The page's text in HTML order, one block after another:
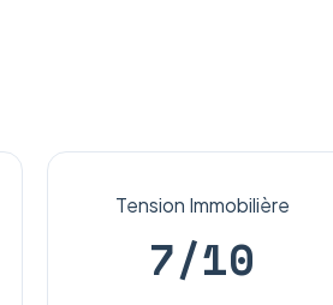
Tension Immobilière
7/10